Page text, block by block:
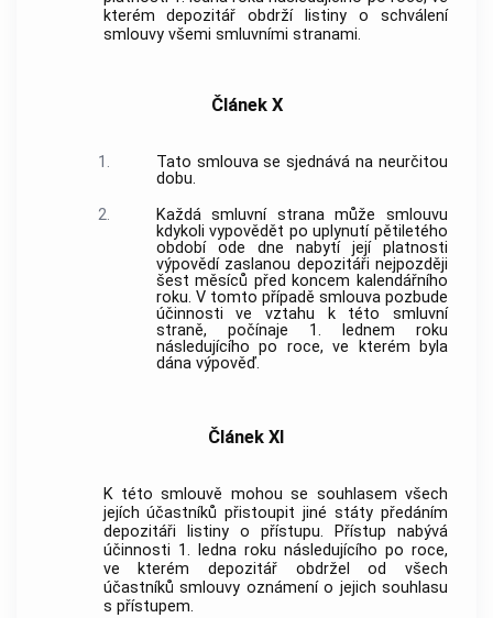
kterém depozitář obdrží listiny o schválení
smlouvy všemi smluvními stranami.
Článek X
1.
Tato smlouva se sjednává na neurčitou
dobu.
2.
Každá smluvní strana může smlouvu
kdykoli vypovědět po uplynutí pětiletého
období ode dne nabytí její platnosti
výpovědí zaslanou depozitáři nejpozději
šest měsíců před koncem kalendářního
roku. V tomto případě smlouva pozbude
účinnosti ve vztahu k této smluvní
straně, počínaje 1. lednem roku
následujícího po roce, ve kterém byla
dána výpověď.
Článek XI
K této smlouvě mohou se souhlasem všech
jejích účastníků přistoupit jiné státy předáním
depozitáři listiny o přístupu. Přístup nabývá
účinnosti 1. ledna roku následujícího po roce,
ve kterém depozitář obdržel od všech
účastníků smlouvy oznámení o jejich souhlasu
s přístupem.